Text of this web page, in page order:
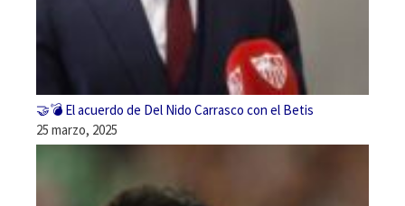
🤝💣 El acuerdo de Del Nido Carrasco con el Betis
25 marzo, 2025